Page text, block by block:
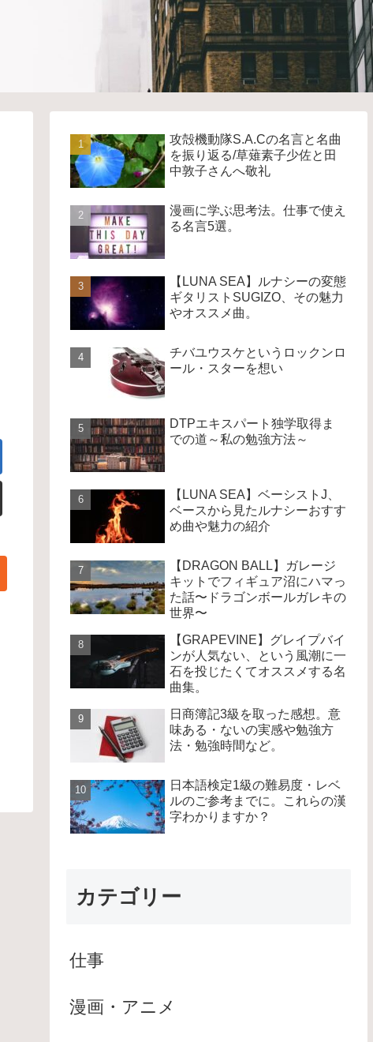
攻殻機動隊S.A.Cの名言と名曲
を振り返る/草薙素子少佐と田
中敦子さんへ敬礼
漫画に学ぶ思考法。仕事で使え
る名言5選。
【LUNA SEA】ルナシーの変態
ギタリストSUGIZO、その魅力
やオススメ曲。
チバユウスケというロックンロ
ール・スターを想い
DTPエキスパート独学取得ま
での道～私の勉強方法～
【LUNA SEA】ベーシストJ、
ベースから見たルナシーおすす
め曲や魅力の紹介
【DRAGON BALL】ガレージ
キットでフィギュア沼にハマっ
た話〜ドラゴンボールガレキの
世界〜
【GRAPEVINE】グレイプバイ
ンが人気ない、という風潮に一
石を投じたくてオススメする名
曲集。
日商簿記3級を取った感想。意
味ある・ないの実感や勉強方
法・勉強時間など。
日本語検定1級の難易度・レベ
ルのご参考までに。これらの漢
字わかりますか？
カテゴリー
仕事
漫画・アニメ